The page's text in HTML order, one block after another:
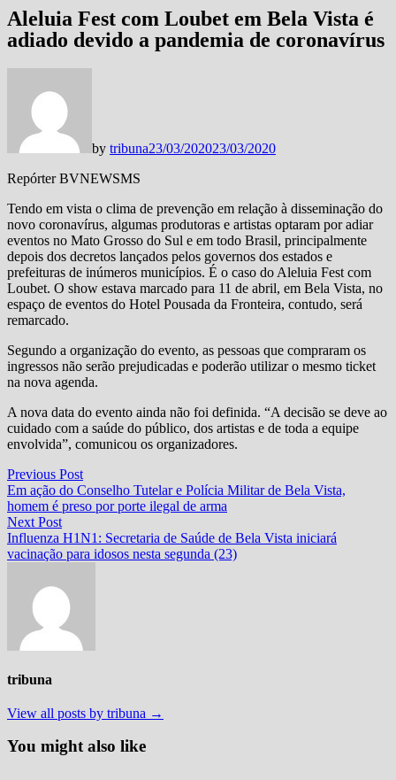
Aleluia Fest com Loubet em Bela Vista é
adiado devido a pandemia de coronavírus
by tribuna23/03/202023/03/2020
Repórter BVNEWSMS
Tendo em vista o clima de prevenção em relação à disseminação do
novo coronavírus, algumas produtoras e artistas optaram por adiar
eventos no Mato Grosso do Sul e em todo Brasil, principalmente
depois dos decretos lançados pelos governos dos estados e
prefeituras de inúmeros municípios. É o caso do Aleluia Fest com
Loubet. O show estava marcado para 11 de abril, em Bela Vista, no
espaço de eventos do Hotel Pousada da Fronteira, contudo, será
remarcado.
Segundo a organização do evento, as pessoas que compraram os
ingressos não serão prejudicadas e poderão utilizar o mesmo ticket
na nova agenda.
A nova data do evento ainda não foi definida. “A decisão se deve ao
cuidado com a saúde do público, dos artistas e de toda a equipe
envolvida”, comunicou os organizadores.
Navegação
de
Post
Previous PostPrevious
post:
Em ação do Conselho Tutelar e Polícia Militar de Bela Vista,
homem é preso por porte ilegal de arma
Next PostNext
post:
Influenza H1N1: Secretaria de Saúde de Bela Vista iniciará
vacinação para idosos nesta segunda (23)
tribuna
View all posts by tribuna →
You might also like